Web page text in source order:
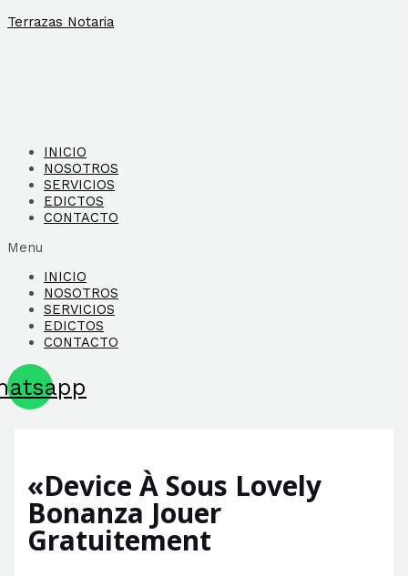
Ir
Terrazas Notaria
INICIO
NOSOTROS
SERVICIOS
EDICTOS
CONTACTO
Menu
INICIO
NOSOTROS
SERVICIOS
EDICTOS
CONTACTO
«Device À Sous Lovely
Bonanza Jouer
Gratuitement